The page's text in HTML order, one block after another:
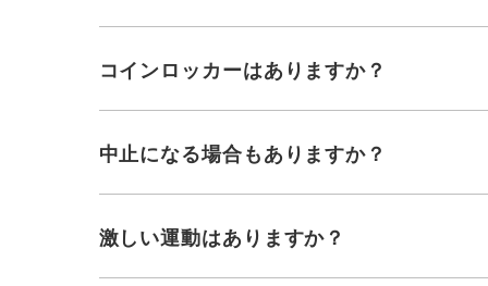
コインロッカーはありますか？
中止になる場合もありますか？
激しい運動はありますか？